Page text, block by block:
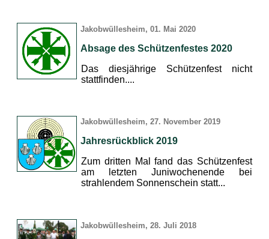
Jakobwüllesheim, 01. Mai 2020
Absage des Schützenfestes 2020
Das diesjährige Schützenfest nicht
stattfinden....
Jakobwüllesheim, 27. November 2019
Jahresrückblick 2019
Zum dritten Mal fand das Schützenfest
am letzten Juniwochenende bei
strahlendem Sonnenschein statt...
Jakobwüllesheim, 28. Juli 2018